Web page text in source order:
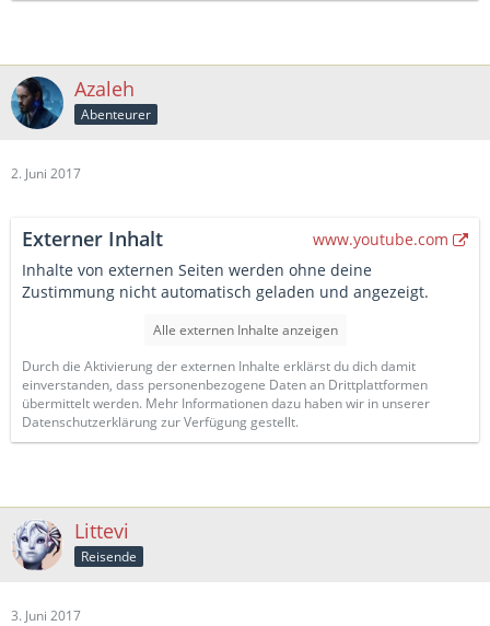
Azaleh
Abenteurer
2. Juni 2017
Externer Inhalt
www.youtube.com
Inhalte von externen Seiten werden ohne deine
Zustimmung nicht automatisch geladen und angezeigt.
Alle externen Inhalte anzeigen
Durch die Aktivierung der externen Inhalte erklärst du dich damit
einverstanden, dass personenbezogene Daten an Drittplattformen
übermittelt werden. Mehr Informationen dazu haben wir in unserer
Datenschutzerklärung zur Verfügung gestellt.
Littevi
Reisende
3. Juni 2017